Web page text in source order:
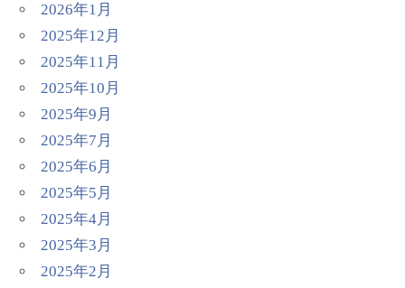
2026年1月
2025年12月
2025年11月
2025年10月
2025年9月
2025年7月
2025年6月
2025年5月
2025年4月
2025年3月
2025年2月